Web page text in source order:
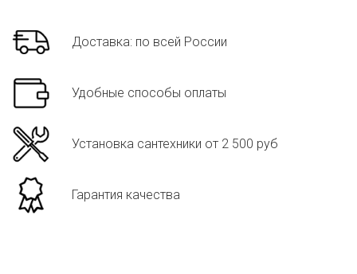
Доставка: по всей России
Удобные способы оплаты
Установка сантехники от 2 500 руб
Гарантия качества